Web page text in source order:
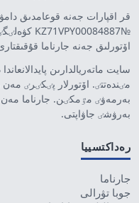
قر اقپارات جەنە قوعامدىق
№KZ71VPY00084887 كۋەلٸگٸ بەرٸلگەن.
اۆتورلىق جەنە جارناما
سايت ماتەريالدارىن
مٸندەتتٸ. اۆتورلار پٸكٸرٸ
بەرمەۋٸ مٷمكٸن. جارناما مەن
بەرۋشٸ جاۋاپتى.
رەداكتسييا
جارناما
جوبا تۋرالى